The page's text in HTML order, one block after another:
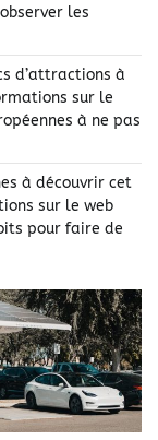
les
d’attractions à
sur le
à ne pas
à découvrir cet
sur le web
pour faire de